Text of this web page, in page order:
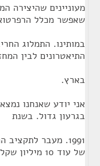
מעוניינים שהיצירה
שאפשר מכלל
במותינו. התמלוג
התיאטרונים לבין
בארץ.
אני יודע שאנחנו
בגרעון גדול. בשנת
1991. מעבר
של עוד 10 מיליון שקל כדי